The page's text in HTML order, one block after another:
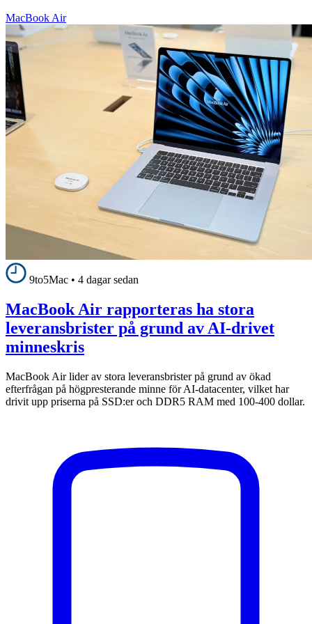
MacBook Air
9to5Mac • 4 dagar sedan
MacBook Air rapporteras ha stora
leveransbrister på grund av AI-drivet
minneskris
MacBook Air lider av stora leveransbrister på grund av ökad
efterfrågan på högpresterande minne för AI-datacenter, vilket har
drivit upp priserna på SSD:er och DDR5 RAM med 100-400 dollar.